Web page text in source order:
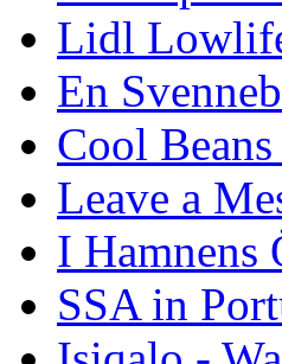
Lidl
En
Cool
Leave a
I Hamnens
SSA in